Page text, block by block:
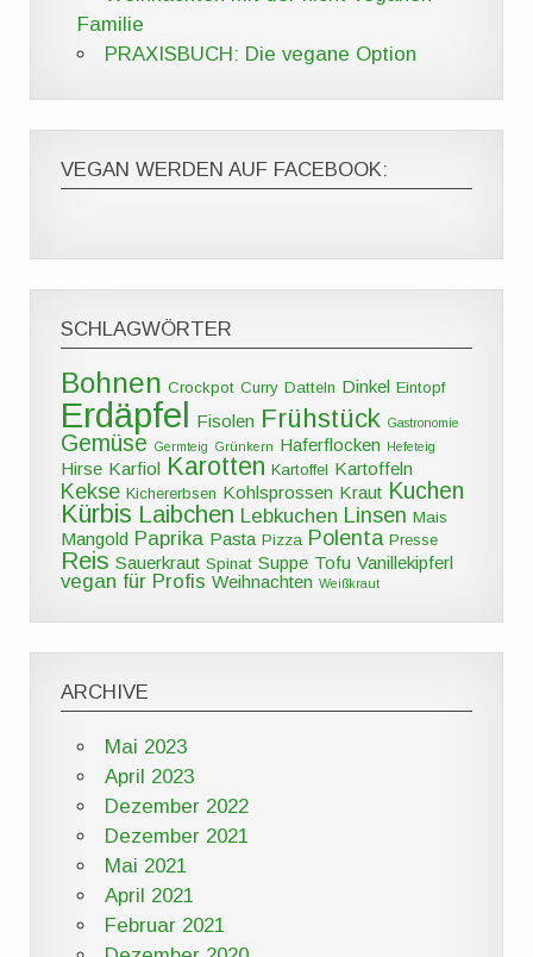
Familie
PRAXISBUCH: Die vegane Option
VEGAN WERDEN AUF FACEBOOK:
SCHLAGWÖRTER
Bohnen Crockpot Curry Datteln Dinkel Eintopf
Erdäpfel Fisolen Frühstück Gastronomie
Gemüse Germteig Grünkern Haferflocken Hefeteig
Hirse Karfiol Karotten Kartoffel Kartoffeln
Kekse Kichererbsen Kohlsprossen Kraut Kuchen
Kürbis Laibchen Lebkuchen Linsen Mais
Mangold Paprika Pasta Pizza Polenta Presse
Reis Sauerkraut Spinat Suppe Tofu Vanillekipferl
vegan für Profis Weihnachten Weißkraut
ARCHIVE
Mai 2023
April 2023
Dezember 2022
Dezember 2021
Mai 2021
April 2021
Februar 2021